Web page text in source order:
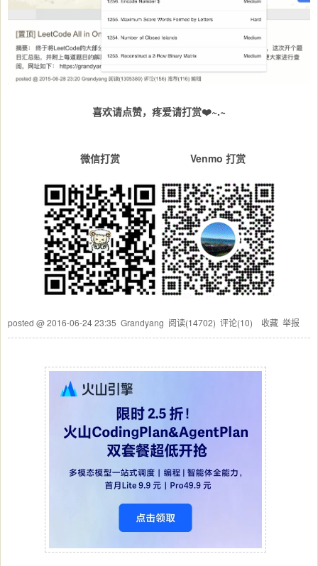
喜欢请点赞，疼爱请打赏❤️~.~
微信打赏 Venmo 打赏
posted @2016-06-24 23:35 Grandyang 阅读(14702) 评论(10) 收藏 举报